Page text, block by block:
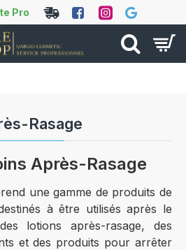
Pro
Rasage
Après-Rasage
une gamme de produits de
à être utilisés après le
lotions après-rasage, des
et des produits pour arrêter